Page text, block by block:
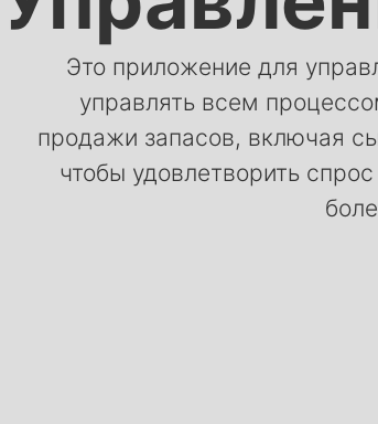
Это приложение для
управлять всем
продажи запасов, включая
чтобы удовлетворить